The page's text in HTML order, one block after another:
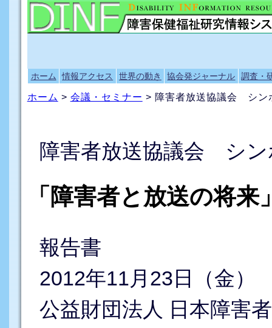
ホーム 情報アクセス 世界の動き 協会発ジャーナル 調査・
ホーム > 会議・セミナー > 障害者放送協議会 シン
障害者放送協議会 シン
「障害者と放送の将来
報告書
2012年11月23日（金）
公益財団法人 日本障害